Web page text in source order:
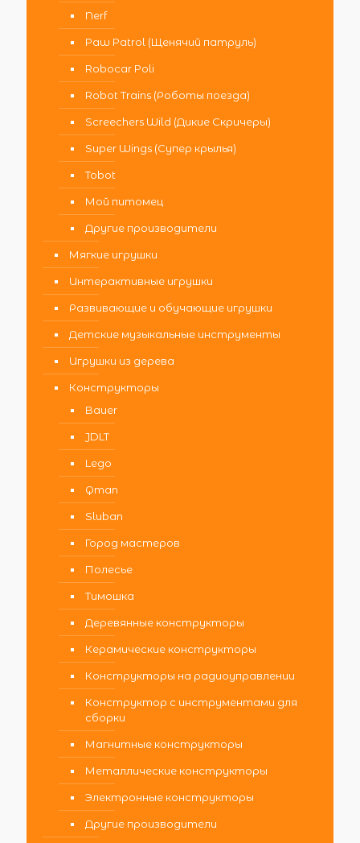
Nerf
Paw Patrol (Щенячий патруль)
Robocar Poli
Robot Trains (Роботы поезда)
Screechers Wild (Дикие Скричеры)
Super Wings (Супер крылья)
Tobot
Мой питомец
Другие производители
Мягкие игрушки
Интерактивные игрушки
Развивающие и обучающие игрушки
Детские музыкальные инструменты
Игрушки из дерева
Конструкторы
Bauer
JDLT
Lego
Qman
Sluban
Город мастеров
Полесье
Тимошка
Деревянные конструкторы
Керамические конструкторы
Конструкторы на радиоуправлении
Конструктор с инструментами для
сборки
Магнитные конструкторы
Металлические конструкторы
Электронные конструкторы
Другие производители